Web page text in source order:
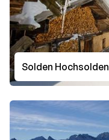
Solden Hochsolden